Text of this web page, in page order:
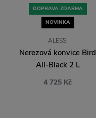
DOPRAVA ZDARMA
NOVINKA
ALESSI
Nerezová konvice Bird
All-Black 2 L
4 725 Kč